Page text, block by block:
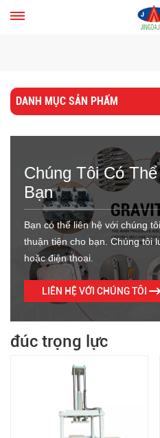
DANH MỤC SẢN PHẨM
Chúng Tôi Có
Bạn
Bạn có thể liên hệ với chúng
thuận tiện cho bạn. Chúng tôi
hoặc điện thoại.
LIÊN HỆ VỚI CHÚNG TÔI
đúc trọng lực